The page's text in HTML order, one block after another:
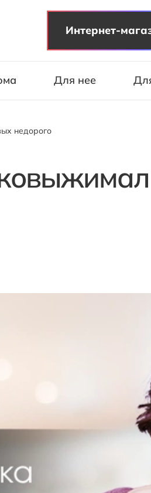
Интернет-
Для нее
недорого